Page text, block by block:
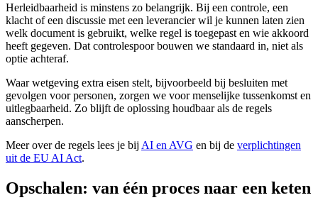
Herleidbaarheid is minstens zo belangrijk. Bij een controle, een
klacht of een discussie met een leverancier wil je kunnen laten zien
welk document is gebruikt, welke regel is toegepast en wie akkoord
heeft gegeven. Dat controlespoor bouwen we standaard in, niet als
optie achteraf.
Waar wetgeving extra eisen stelt, bijvoorbeeld bij besluiten met
gevolgen voor personen, zorgen we voor menselijke tussenkomst en
uitlegbaarheid. Zo blijft de oplossing houdbaar als de regels
aanscherpen.
Meer over de regels lees je bij AI en AVG en bij de verplichtingen
uit de EU AI Act.
Opschalen: van één proces naar een keten